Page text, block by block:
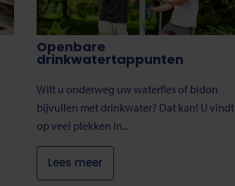
Openbare
drinkwatertappunten
Wilt u onderweg uw waterfles of bidon
bijvullen met drinkwater? Dat kan! U vindt
op veel plekken in...
Lees meer